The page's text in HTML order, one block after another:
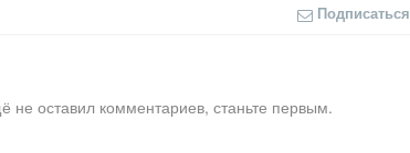
Подписаться
не оставил комментариев, станьте первым.